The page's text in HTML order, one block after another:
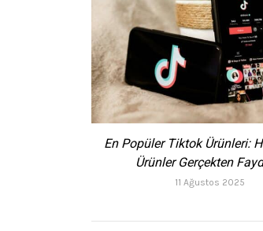
En Popüler Tiktok Ürünleri:
Ürünler Gerçekten
11 Ağustos 2025